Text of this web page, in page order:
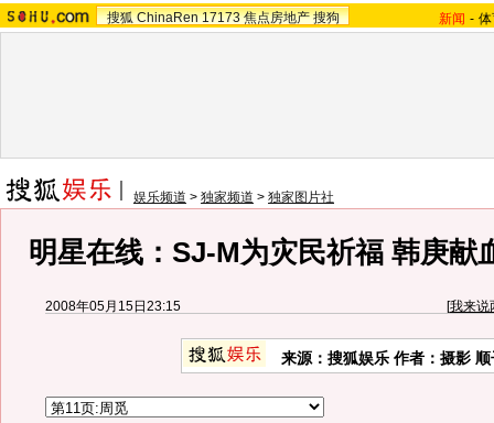
搜狐 ChinaRen 17173 焦点房地产 搜狗 新闻 -
娱乐频道 > 独家频道 > 独家图片社
明星在线：SJ-M为灾民祈福 韩庚献
2008年05月15日23:15 [我来说
来源：搜狐娱乐 作者：摄影 顺